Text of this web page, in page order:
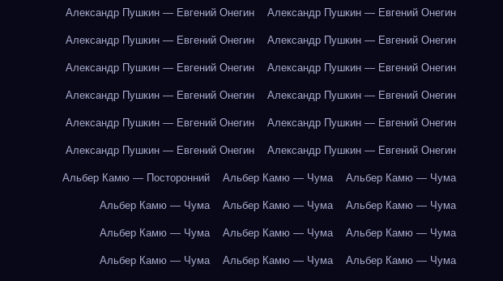
Александр Пушкин — Евгений Онегин Александр Пушкин — Евгений Онегин
Александр Пушкин — Евгений Онегин Александр Пушкин — Евгений Онегин
Александр Пушкин — Евгений Онегин Александр Пушкин — Евгений Онегин
Александр Пушкин — Евгений Онегин Александр Пушкин — Евгений Онегин
Александр Пушкин — Евгений Онегин Александр Пушкин — Евгений Онегин
Александр Пушкин — Евгений Онегин Александр Пушкин — Евгений Онегин
Альбер Камю — Посторонний Альбер Камю — Чума Альбер Камю — Чума
Альбер Камю — Чума Альбер Камю — Чума Альбер Камю — Чума
Альбер Камю — Чума Альбер Камю — Чума Альбер Камю — Чума
Альбер Камю — Чума Альбер Камю — Чума Альбер Камю — Чума